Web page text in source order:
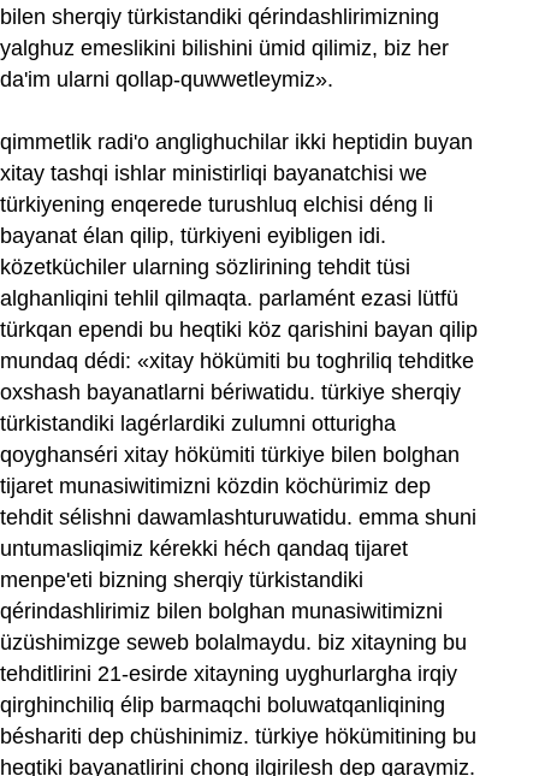
bilen sherqiy türkistandiki qérindashlirimizning
yalghuz emeslikini bilishini ümid qilimiz, biz her
da'im ularni qollap-quwwetleymiz».
qimmetlik radi'o anglighuchilar ikki heptidin buyan
xitay tashqi ishlar ministirliqi bayanatchisi we
türkiyening enqerede turushluq elchisi déng li
bayanat élan qilip, türkiyeni eyibligen idi.
közetküchiler ularning sözlirining tehdit tüsi
alghanliqini tehlil qilmaqta. parlamént ezasi lütfü
türkqan ependi bu heqtiki köz qarishini bayan qilip
mundaq dédi: «xitay hökümiti bu toghriliq tehditke
oxshash bayanatlarni bériwatidu. türkiye sherqiy
türkistandiki lagérlardiki zulumni otturigha
qoyghanséri xitay hökümiti türkiye bilen bolghan
tijaret munasiwitimizni közdin köchürimiz dep
tehdit sélishni dawamlashturuwatidu. emma shuni
untumasliqimiz kérekki héch qandaq tijaret
menpe'eti bizning sherqiy türkistandiki
qérindashlirimiz bilen bolghan munasiwitimizni
üzüshimizge seweb bolalmaydu. biz xitayning bu
tehditlirini 21-esirde xitayning uyghurlargha irqiy
qirghinchiliq élip barmaqchi boluwatqanliqining
béshariti dep chüshinimiz. türkiye hökümitining bu
heqtiki bayanatlirini chong ilgirilesh dep qaraymiz.